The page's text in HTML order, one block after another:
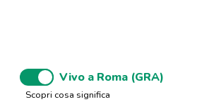
Vivo a Roma (GRA)
Scopri cosa significa